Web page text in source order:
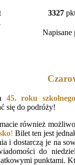
3327
Napisane
45. roku szkolnego
się do podróży!
również
! Bilet ten jest
i dostarczą je na
do
punktami.